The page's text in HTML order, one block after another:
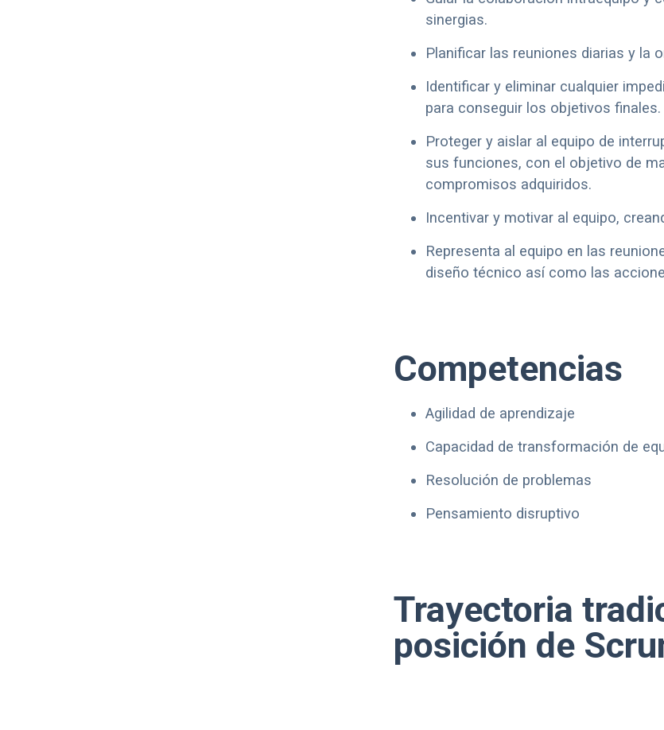
sinergias.
Planificar las reuniones diarias y la
Identificar y eliminar cualquier
para conseguir los objetivos finales.
Proteger y aislar al equipo de
sus funciones, con el objetivo de
compromisos adquiridos.
Incentivar y motivar al equipo,
Representa al equipo en las
diseño técnico así como las
Competencias
Agilidad de aprendizaje
Capacidad de transformación de
Resolución de problemas
Pensamiento disruptivo
Trayectoria
posición de